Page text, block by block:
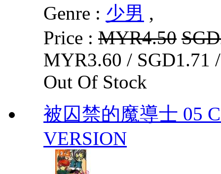
Genre : 少男 ,
Price : MYR4.50
MYR3.60 / SGD1.71
Out Of Stock
被囚禁的魔導士 05
VERSION